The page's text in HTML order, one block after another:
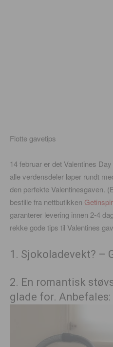
Flotte gavetips
14 februar er det Valentines
alle verdensdeler løper rundt
den perfekte Valentinesgaven.
bestille fra nettbutikken
garanterer levering innen 2-4
rekke gode tips til Valentines
1. Sjokoladevekt? –
2. En romantisk
glade for. Anbefales: